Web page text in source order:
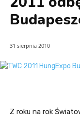
31 sierpnia 2010
Z roku na rok